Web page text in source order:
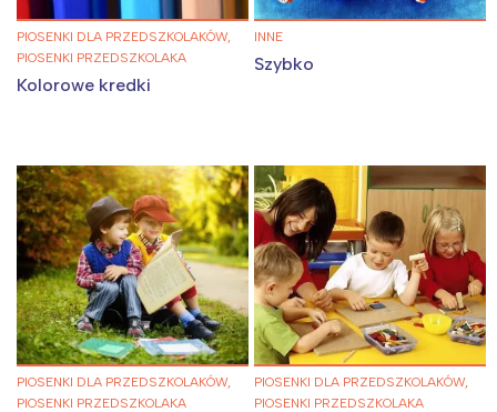
PIOSENKI DLA PRZEDSZKOLAKÓW,
PIOSENKI PRZEDSZKOLAKA
Kolorowe kredki
INNE
Szybko
PIOSENKI DLA PRZEDSZKOLAKÓW,
PIOSENKI PRZEDSZKOLAKA
PIOSENKI DLA PRZEDSZKOLAKÓW,
PIOSENKI PRZEDSZKOLAKA